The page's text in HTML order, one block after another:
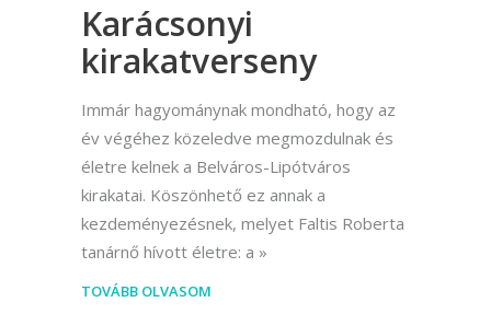
Karácsonyi
kirakatverseny
Immár hagyománynak mondható, hogy az
év végéhez közeledve megmozdulnak és
életre kelnek a Belváros-Lipótváros
kirakatai. Köszönhető ez annak a
kezdeményezésnek, melyet Faltis Roberta
tanárnő hívott életre: a
TOVÁBB OLVASOM